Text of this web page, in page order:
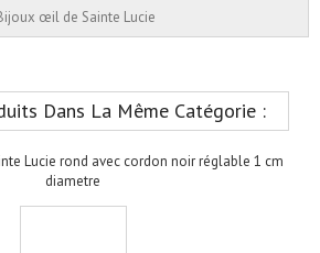
œil de Sainte Lucie
Dans La Même Catégorie :